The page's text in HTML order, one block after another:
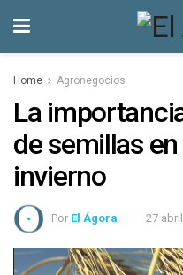
Home Agronegocios
La
de semillas
invierno
Por El Ágora 27